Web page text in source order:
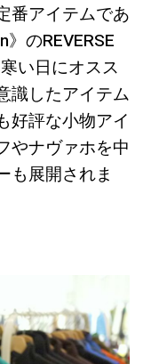
番アイテムであ
のREVERSE
い日にオスス
識したアイテム
好評な小物アイ
やナヴァホを中
も展開されま